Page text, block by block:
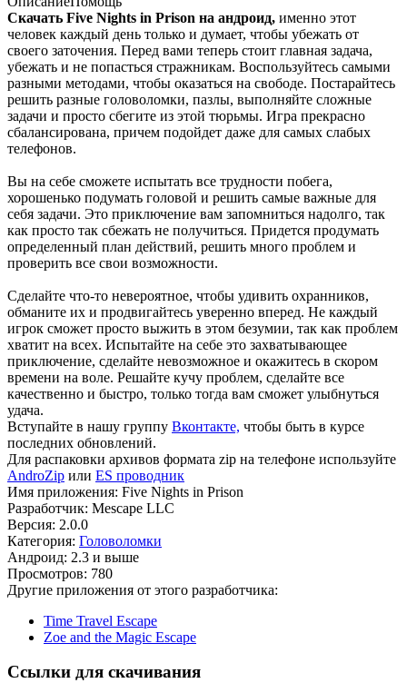
Скачать Five Nights in Prison на андроид, именно этот
человек каждый день только и думает, чтобы убежать от
своего заточения. Перед вами теперь стоит главная задача,
убежать и не попасться стражникам. Воспользуйтесь самыми
разными методами, чтобы оказаться на свободе. Постарайтесь
решить разные головоломки, пазлы, выполняйте сложные
задачи и просто сбегите из этой тюрьмы. Игра прекрасно
сбалансирована, причем подойдет даже для самых слабых
телефонов.
Вы на себе сможете испытать все трудности побега,
хорошенько подумать головой и решить самые важные для
себя задачи. Это приключение вам запомниться надолго, так
как просто так сбежать не получиться. Придется продумать
определенный план действий, решить много проблем и
проверить все свои возможности.
Сделайте что-то невероятное, чтобы удивить охранников,
обманите их и продвигайтесь уверенно вперед. Не каждый
игрок сможет просто выжить в этом безумии, так как проблем
хватит на всех. Испытайте на себе это захватывающее
приключение, сделайте невозможное и окажитесь в скором
времени на воле. Решайте кучу проблем, сделайте все
качественно и быстро, только тогда вам сможет улыбнуться
удача.
Вступайте в нашу группу Вконтакте, чтобы быть в курсе
последних обновлений.
Для распаковки архивов формата zip на телефоне используйте
AndroZip или ES проводник
Имя приложения: Five Nights in Prison
Разработчик: Mescape LLC
Версия: 2.0.0
Категория: Головоломки
Андроид: 2.3 и выше
Просмотров: 780
Другие приложения от этого разработчика:
Time Travel Escape
Zoe and the Magic Escape
Ссылки для скачивания